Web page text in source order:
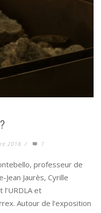
2018 / 1
professeur de
Jean Jaurès, Cyrille
et
Autour de l’exposition